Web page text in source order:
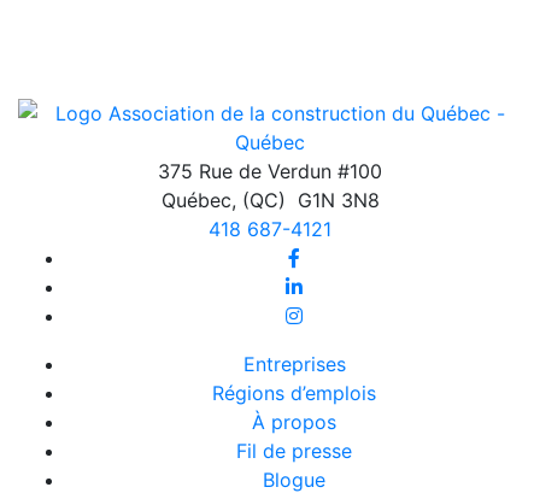
375 Rue de Verdun #100
Québec, (QC)
G1N 3N8
418 687-4121
Entreprises
Régions d’emplois
À propos
Fil de presse
Blogue